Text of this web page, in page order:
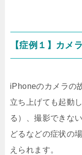
【症例１】カメ
iPhoneのカメラの
立ち上げても起動
る）、撮影できな
どるなどの症状の
えられます。